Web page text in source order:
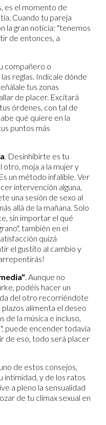
es el momento de
Cuando tu pareja
la gran noticia: "tenemos
de entonces, a
compañero o
reglas. Indícale dónde
tus zonas
de placer. Excitará
órdenes, con tal de
qué quiere en la
puntos más
. Desinhibirte es tu
moja a la mujer y
un método infalible. Ver
intervención alguna,
una sesión de sexo al
allá de la mañana. Solo
sin importar el qué
también en el
quizá
el gustito al cambio y
. Aunque no
podéis hacer un
del otro recorriéndote
alimenta el deseo
de la música e incluso,
puede encender todavía
de eso, todo será placer
de estos consejos,
intimidad, y de los ratos
a pleno la sensualidad
de tu clímax sexual en